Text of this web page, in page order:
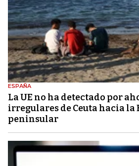
ESPAÑA
La UE no ha detectado por
irregulares de Ceuta hacia la
peninsular